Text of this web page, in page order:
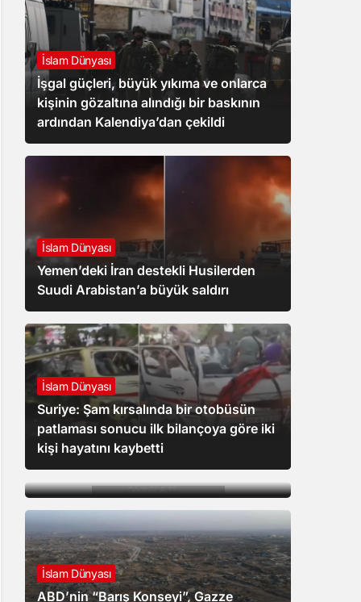
İslam Dünyası
İşgal güçleri, büyük yıkıma ve onlarca
kişinin gözaltına alındığı bir baskının
ardından Kalendiya’dan çekildi
İslam Dünyası
Yemen’deki İran destekli Husilerden
Suudi Arabistan’a büyük saldırı
İslam Dünyası
Suriye: Şam kırsalında bir otobüsün
patlaması sonucu ilk bilançoya göre iki
kişi hayatını kaybetti
Gündem
MGK bildirisinde “Terörsüz Türkiye
İslam Dünyası
ABD’nin “Barış Konseyi”, Gazze